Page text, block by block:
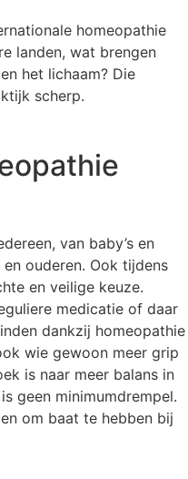
homeopathie
landen, wat brengen
het lichaam? Die
scherp.
van baby’s en
ouderen. Ook tijdens
en veilige keuze.
medicatie of daar
dankzij homeopathie
wie gewoon meer grip
is naar meer balans in
geen minimumdrempel.
om baat te hebben bij